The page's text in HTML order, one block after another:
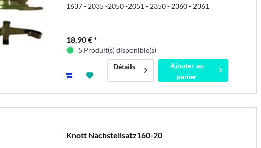
1637 - 2035 -2050 -2051 - 2350 - 2360 - 2361
18,90 € *
5 Produit(s) disponible(s)
Détails
Ajouter au
panier
Knott Nachstellsatz160-20